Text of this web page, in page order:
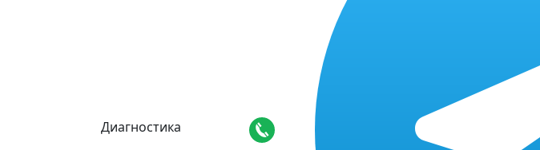
Диагностика